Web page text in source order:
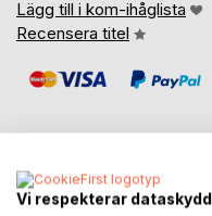
Lägg till i kom-ihåglista
Recensera titel
BESKRIVNING
Vi respekterar dataskydd